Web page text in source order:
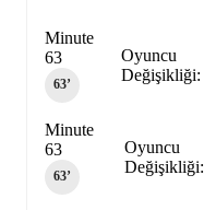
Oyuncu
Değişikliği:
Minute
63
63‎’‎
Oyuncu
Değişikliği:
Minute
63
63‎’‎